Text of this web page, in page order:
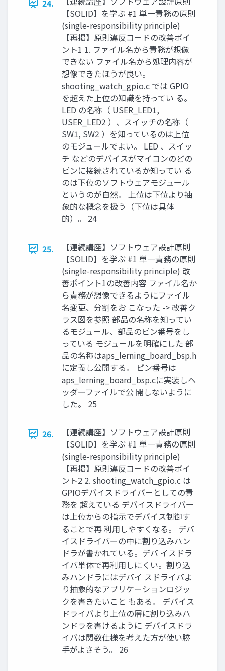
24.
【SOLID】を学ぶ #1 単一責務の原則
(single-responsibility principle)
【再掲】原則違反コードの改善ポイ
ント1 1. ファイル名から責務が想像
できない ファイル名から処理内容が
想像できたほうが良い。
shooting_watch_gpio.c では GPIO
を超えた上位の知識を持ってい る。
LED の名称（ USER_LED1,
USER_LED2 ）、スイッチの名称（
SW1, SW2 ）を知っているのは上位
のモジュールでよい。 LED 、スイッ
チ などのデバイスがマイコンのどの
ピンに接続されているか知ってい る
のは下位のソフトウェアモジュール
というのが自然。 上位は下位より抽
象的な概念を扱う（下位は具体
的）。 24
25.
【連続講座】ソフトウェア設計原則
【SOLID】を学ぶ #1 単一責務の原則
(single-responsibility principle) 改
善ポイント1の改善内容 ファイル名か
ら責務が想像できるようにファイル
名変更、分割をお こなった -> 改善ク
ラス図を参照 部品の名称を知ってい
るモジュール、部品のピン番号をし
っている モジュールを明確にした 部
品の名称はaps_lerning_board_bsp.h
に定義し公開する。 ピン番号は
aps_lerning_board_bsp.cに実装しヘ
ッダーファイルで公 開しないように
した。 25
26.
【連続講座】ソフトウェア設計原則
【SOLID】を学ぶ #1 単一責務の原則
(single-responsibility principle)
【再掲】原則違反コードの改善ポイ
ント2 2. shooting_watch_gpio.c は
GPIOデバイスドライバーとしての責
務を 超えている デバイスドライバー
は上位からの指示でデバイス制御す
ることで再 利用しやすくなる。 デバ
イスドライバーの中に割り込みハン
ドラが書かれている。デバ イスドラ
イバ単体で再利用しにくい。割り込
みハンドラにはデバイ スドライバよ
り抽象的なアプリケーションロジッ
クを書きたいこと もある。 デバイス
ドライバより上位の層に割り込みハ
ンドラを書けるように デバイスドラ
イバは関数仕様を考えた方が使い勝
手がよさそう。 26